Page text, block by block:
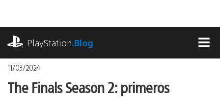
contenido
PlayStation.Blog
11/03/2024
The Finals Season 2: primeros